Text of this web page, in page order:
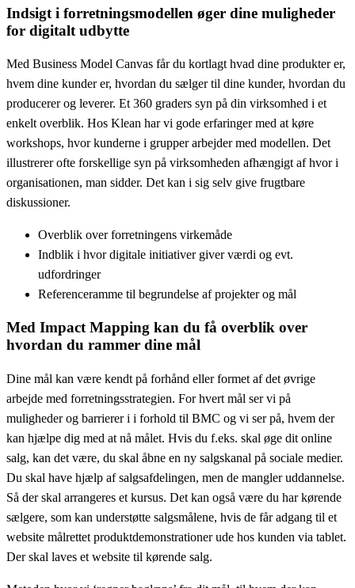
Indsigt i forretningsmodellen øger dine muligheder
for digitalt udbytte
Med Business Model Canvas får du kortlagt hvad dine produkter er,
hvem dine kunder er, hvordan du sælger til dine kunder, hvordan du
producerer og leverer. Et 360 graders syn på din virksomhed i et
enkelt overblik. Hos Klean har vi gode erfaringer med at køre
workshops, hvor kunderne i grupper arbejder med modellen. Det
illustrerer ofte forskellige syn på virksomheden afhængigt af hvor i
organisationen, man sidder. Det kan i sig selv give frugtbare
diskussioner.
Overblik over forretningens virkemåde
Indblik i hvor digitale initiativer giver værdi og evt.
udfordringer
Referenceramme til begrundelse af projekter og mål
Med Impact Mapping kan du få overblik over
hvordan du rammer dine mål
Dine mål kan være kendt på forhånd eller formet af det øvrige
arbejde med forretningsstrategien. For hvert mål ser vi på
muligheder og barrierer i i forhold til BMC og vi ser på, hvem der
kan hjælpe dig med at nå målet. Hvis du f.eks. skal øge dit online
salg, kan det være, du skal åbne en ny salgskanal på sociale medier.
Du skal have hjælp af salgsafdelingen, men de mangler uddannelse.
Så der skal arrangeres et kursus. Det kan også være du har kørende
sælgere, som kan understøtte salgsmålene, hvis de får adgang til et
website målrettet produktdemonstrationer ude hos kunden via tablet.
Der skal laves et website til kørende salg.